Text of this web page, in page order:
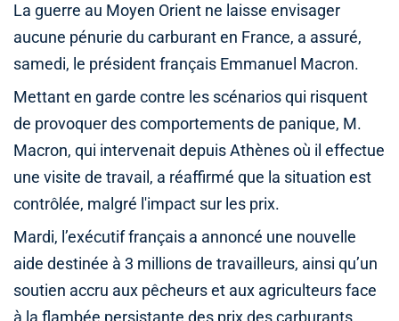
La guerre au Moyen Orient ne laisse envisager
aucune pénurie du carburant en France, a assuré,
samedi, le président français Emmanuel Macron.
Mettant en garde contre les scénarios qui risquent
de provoquer des comportements de panique, M.
Macron, qui intervenait depuis Athènes où il effectue
une visite de travail, a réaffirmé que la situation est
contrôlée, malgré l'impact sur les prix.
Mardi, l’exécutif français a annoncé une nouvelle
aide destinée à 3 millions de travailleurs, ainsi qu’un
soutien accru aux pêcheurs et aux agriculteurs face